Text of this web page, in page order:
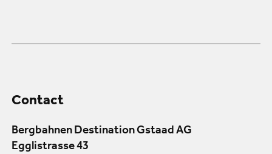
Contact
Bergbahnen Destination Gstaad AG
Egglistrasse 43